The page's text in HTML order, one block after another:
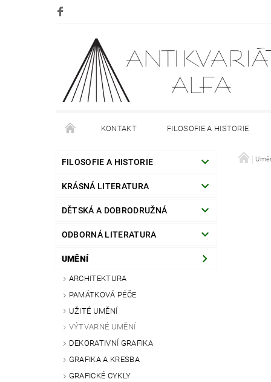
KONTAKT FILOSOFIE A HISTORIE
DOPRAVA PLATBA O NÁKUPU
FILOSOFIE A HISTORIE
KRÁSNÁ LITERATURA
DĚTSKÁ A DOBRODRUŽNÁ
ODBORNÁ LITERATURA
UMĚNÍ
ARCHITEKTURA
PAMÁTKOVÁ PÉČE
UŽITÉ UMĚNÍ
VÝTVARNÉ UMĚNÍ
DEKORATIVNÍ GRAFIKA
GRAFIKA A KRESBA
GRAFICKÉ CYKLY